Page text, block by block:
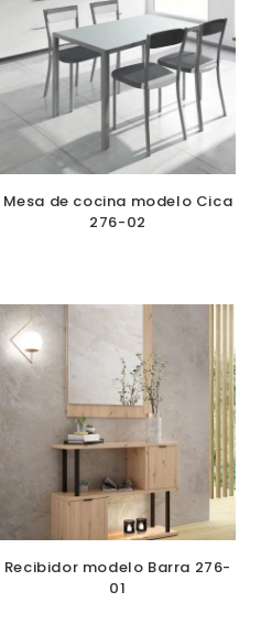
Mesa de cocina modelo Cica
276-02
Recibidor modelo Barra 276-
01